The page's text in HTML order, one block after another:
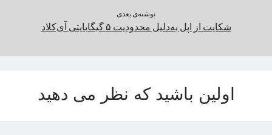
نوشته‌ی بعدی
شکایت از اپل به‌دلیل محدودیت ۵ گیگابایتی آی‌کلاد
اولین باشید که نظر می دهید